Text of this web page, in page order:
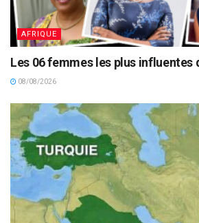
AFRIQUE
Les 06 femmes les plus influentes
08/08/2026